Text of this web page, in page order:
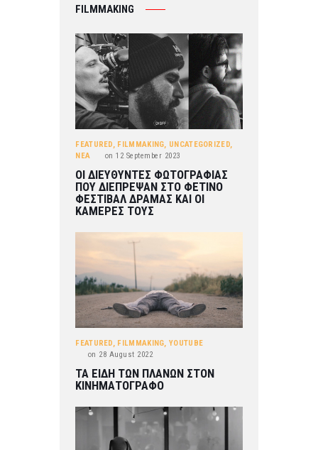
FILMMAKING
FEATURED, FILMMAKING, UNCATEGORIZED,
ΝΕΑ
on 12 September 2023
ΟΙ ΔΙΕΥΘΥΝΤΕΣ ΦΩΤΟΓΡΑΦΙΑΣ
ΠΟΥ ΔΙΕΠΡΕΨΑΝ ΣΤΟ ΦΕΤΙΝΟ
ΦΕΣΤΙΒΑΛ ΔΡΑΜΑΣ ΚΑΙ ΟΙ
ΚΑΜΕΡΕΣ ΤΟΥΣ
FEATURED, FILMMAKING,YOUTUBE
on 28 August 2022
ΤΑ ΕΙΔΗ ΤΩΝ ΠΛΑΝΩΝ ΣΤΟΝ
ΚΙΝΗΜΑΤΟΓΡΑΦΟ